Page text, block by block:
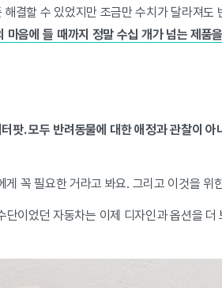
결할 수 있었지만 조금만 수치가 달라져도
마음에 들 때까지 정말 수십 개가 넘는 제품
팟. 모두 반려동물에 대한 애정과 관찰이
꼭 필요한 거라고 봐요. 그리고 이것을 위
단이었던 자동차는 이제 디자인과 옵션을